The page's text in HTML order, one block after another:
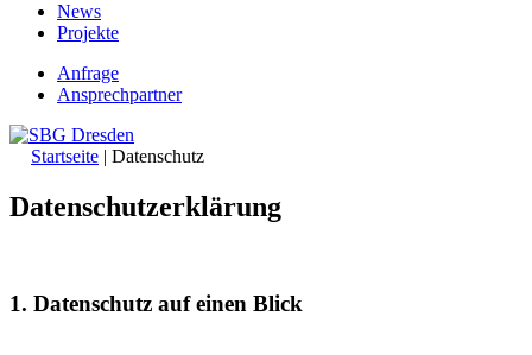
News
Projekte
Anfrage
Ansprechpartner
Startseite | Datenschutz
Datenschutzerklärung
1. Datenschutz auf einen Blick